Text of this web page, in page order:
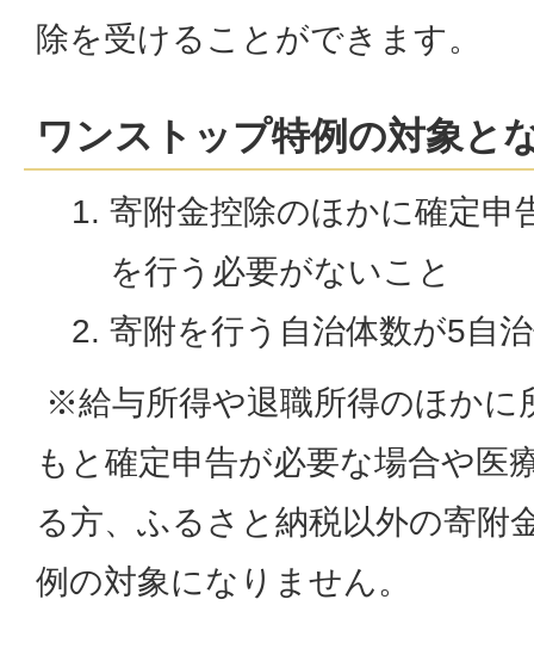
除を受けることができます。
ワンストップ特例の対象と
寄附金控除のほかに確定申
を行う必要がないこと
寄附を行う自治体数が5自
※給与所得や退職所得のほかに
もと確定申告が必要な場合や医
る方、ふるさと納税以外の寄附
例の対象になりません。